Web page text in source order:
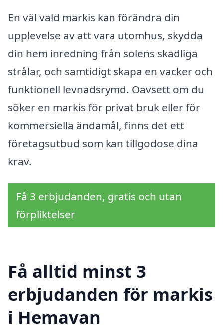
En väl vald markis kan förändra din
upplevelse av att vara utomhus, skydda
din hem inredning från solens skadliga
strålar, och samtidigt skapa en vacker och
funktionell levnadsrymd. Oavsett om du
söker en markis för privat bruk eller för
kommersiella ändamål, finns det ett
företagsutbud som kan tillgodose dina
krav.
Få 3 erbjudanden, gratis och utan
förpliktelser
Få alltid minst 3
erbjudanden för markis
i Hemavan